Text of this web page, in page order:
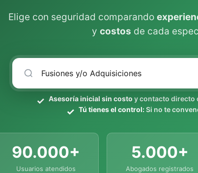
Elige con seguridad comparando
y costos de cada
Asesoría inicial sin costo y contacto directo
Tú tienes el control:Si no te
90.000+
Usuarios atendidos
5.000+
Abogados registrados